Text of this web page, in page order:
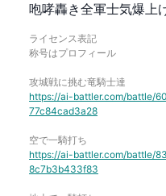
咆哮轟き全軍士気爆上
ライセンス表記
称号はプロフィール
攻城戦に挑む竜騎士達
https://ai-battler.com/battle/
77c84cad3a28
空で一騎打ち
https://ai-battler.com/battle/
8c7b3b433f83